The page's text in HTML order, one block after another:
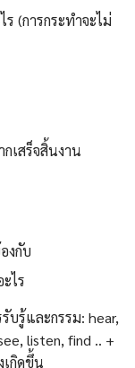
(การกระทำจะไม่
เสร็จสิ้นงาน
งกับ
ไร
บรู้และกรรม: hear,
listen, find .. +
เกิดขึ้น